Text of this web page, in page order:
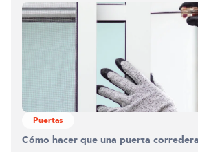
Puertas
Cómo hacer que una puerta